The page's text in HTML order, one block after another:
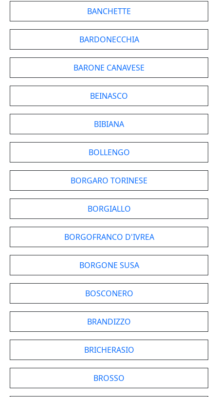
BANCHETTE
BARDONECCHIA
BARONE CANAVESE
BEINASCO
BIBIANA
BOLLENGO
BORGARO TORINESE
BORGIALLO
BORGOFRANCO D'IVREA
BORGONE SUSA
BOSCONERO
BRANDIZZO
BRICHERASIO
BROSSO